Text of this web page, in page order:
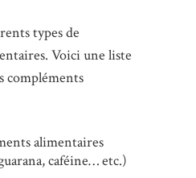
types de
Voici une liste
compléments
alimentaires
caféine… etc.)